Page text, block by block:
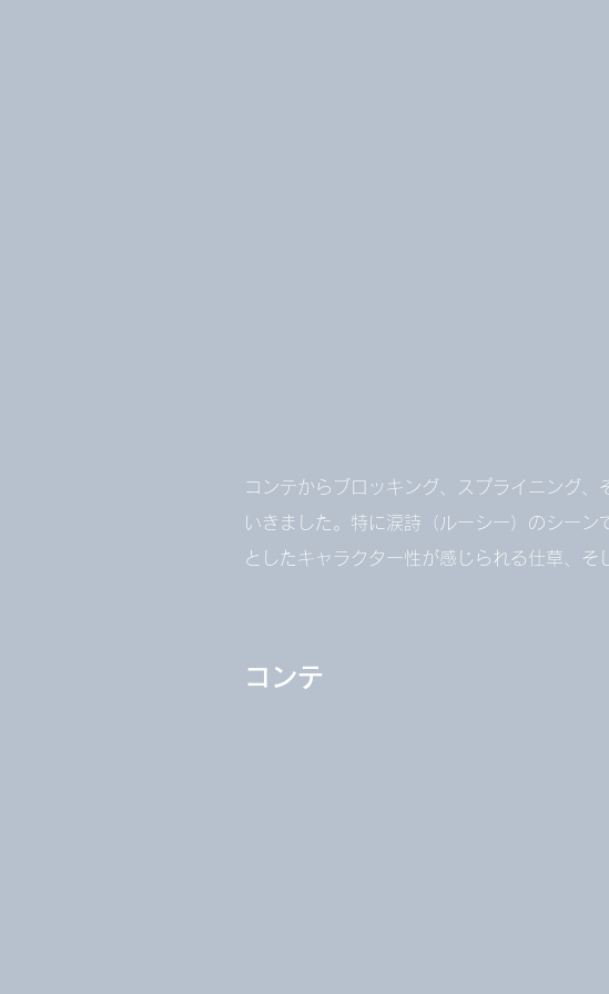
コンテからブロッキング、スプライニング
いきました。特に涙詩（ルーシー）のシー
としたキャラクター性が感じられる仕草、そ
​コンテ